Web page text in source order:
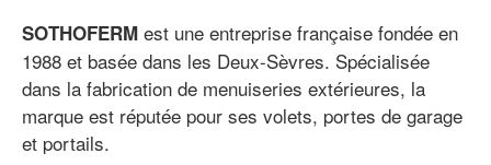
SOTHOFERM est une entreprise française fondée en
1988 et basée dans les Deux-Sèvres. Spécialisée
dans la fabrication de menuiseries extérieures, la
marque est réputée pour ses volets, portes de garage
et portails.